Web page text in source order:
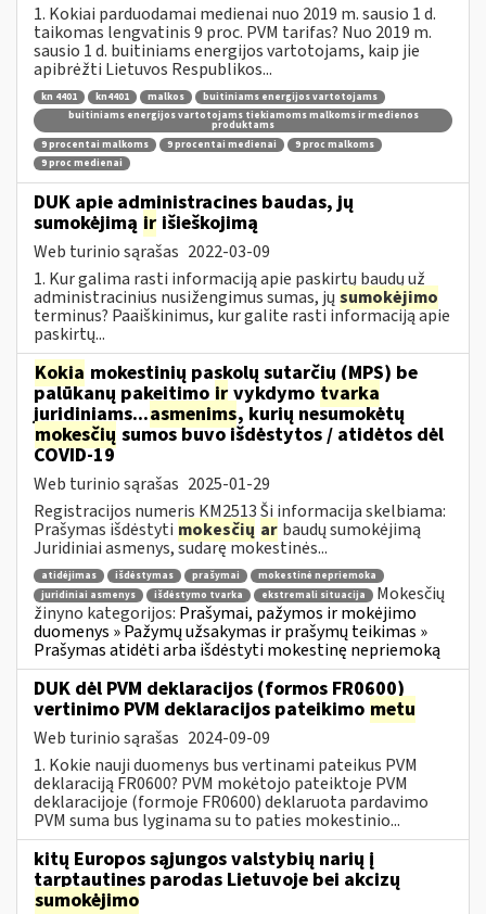
1. Kokiai parduodamai medienai nuo 2019 m. sausio 1 d.
taikomas lengvatinis 9 proc. PVM tarifas? Nuo 2019 m.
sausio 1 d. buitiniams energijos vartotojams, kaip jie
apibrėžti Lietuvos Respublikos...
kn 4401 kn4401 malkos
buitiniams energijos vartotojams
buitiniams energijos vartotojams tiekiamoms malkoms ir medienos
produktams
9 procentai malkoms
9 procentai medienai
9 proc malkoms
9 proc medienai
DUK apie administracines baudas, jų
sumokėjimą ir išieškojimą
Web turinio sąrašas 2022-03-09
1. Kur galima rasti informaciją apie paskirtų baudų už
administracinius nusižengimus sumas, jų sumokėjimo
terminus? Paaiškinimus, kur galite rasti informaciją apie
paskirtų...
Kokia mokestinių paskolų sutarčių (MPS) be
palūkanų pakeitimo ir vykdymo tvarka
juridiniams...asmenims, kurių nesumokėtų
mokesčių sumos buvo išdėstytos / atidėtos dėl
COVID-19
Web turinio sąrašas 2025-01-29
Registracijos numeris KM2513 Ši informacija skelbiama:
Prašymas išdėstyti mokesčių ar baudų sumokėjimą
Juridiniai asmenys, sudarę mokestinės...
atidėjimas išdėstymas prašymai
mokestinė nepriemoka
juridiniai asmenys
išdėstymo tvarka ekstremali situacija
Mokesčių
žinyno kategorijos: Prašymai, pažymos ir mokėjimo
duomenys » Pažymų užsakymas ir prašymų teikimas »
Prašymas atidėti arba išdėstyti mokestinę nepriemoką
DUK dėl PVM deklaracijos (formos FR0600)
vertinimo PVM deklaracijos pateikimo metu
Web turinio sąrašas 2024-09-09
1. Kokie nauji duomenys bus vertinami pateikus PVM
deklaraciją FR0600? PVM mokėtojo pateiktoje PVM
deklaracijoje (formoje FR0600) deklaruota pardavimo
PVM suma bus lyginama su to paties mokestinio...
kitų Europos sąjungos valstybių narių į
tarptautines parodas Lietuvoje bei akcizų
sumokėjimo